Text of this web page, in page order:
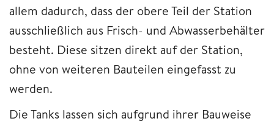
allem dadurch, dass der obere Teil der Station
ausschließlich aus Frisch- und Abwasserbehälter
besteht. Diese sitzen direkt auf der Station,
ohne von weiteren Bauteilen eingefasst zu
werden.
Die Tanks lassen sich aufgrund ihrer Bauweise